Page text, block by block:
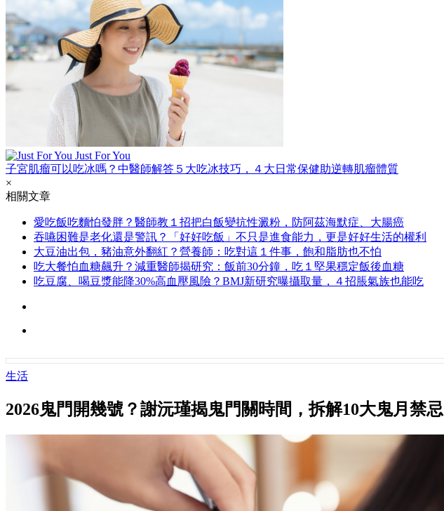
Just For You
子宮肌瘤可以吃冰嗎？中醫師解答５大吃冰技巧，４大日常保健助逆轉肌瘤體質
×
相關文章
愛吃飯吃麵怕發胖？醫師教１招把白飯變抗性澱粉，防阿茲海默症、大腸癌
吞嚥困難是老化還是警訊？「好好吃飯」不只是進食能力，更是好好生活的權利
大豆油出包，豬油意外翻紅？營養師：吃對這１件事，飽和脂肪也不怕
吃大餐怕血糖飆升？減重醫師揭研究：飯前30分鐘，吃１堅果穩定飯後血糖
吃豆腐、喝豆漿能降30%高血壓風險？BMJ新研究曝攝取量，４招脹氣族也能吃
生活
2026鬼門開幾號？謝沅瑾揭鬼門關時間，拆解10大鬼月禁忌